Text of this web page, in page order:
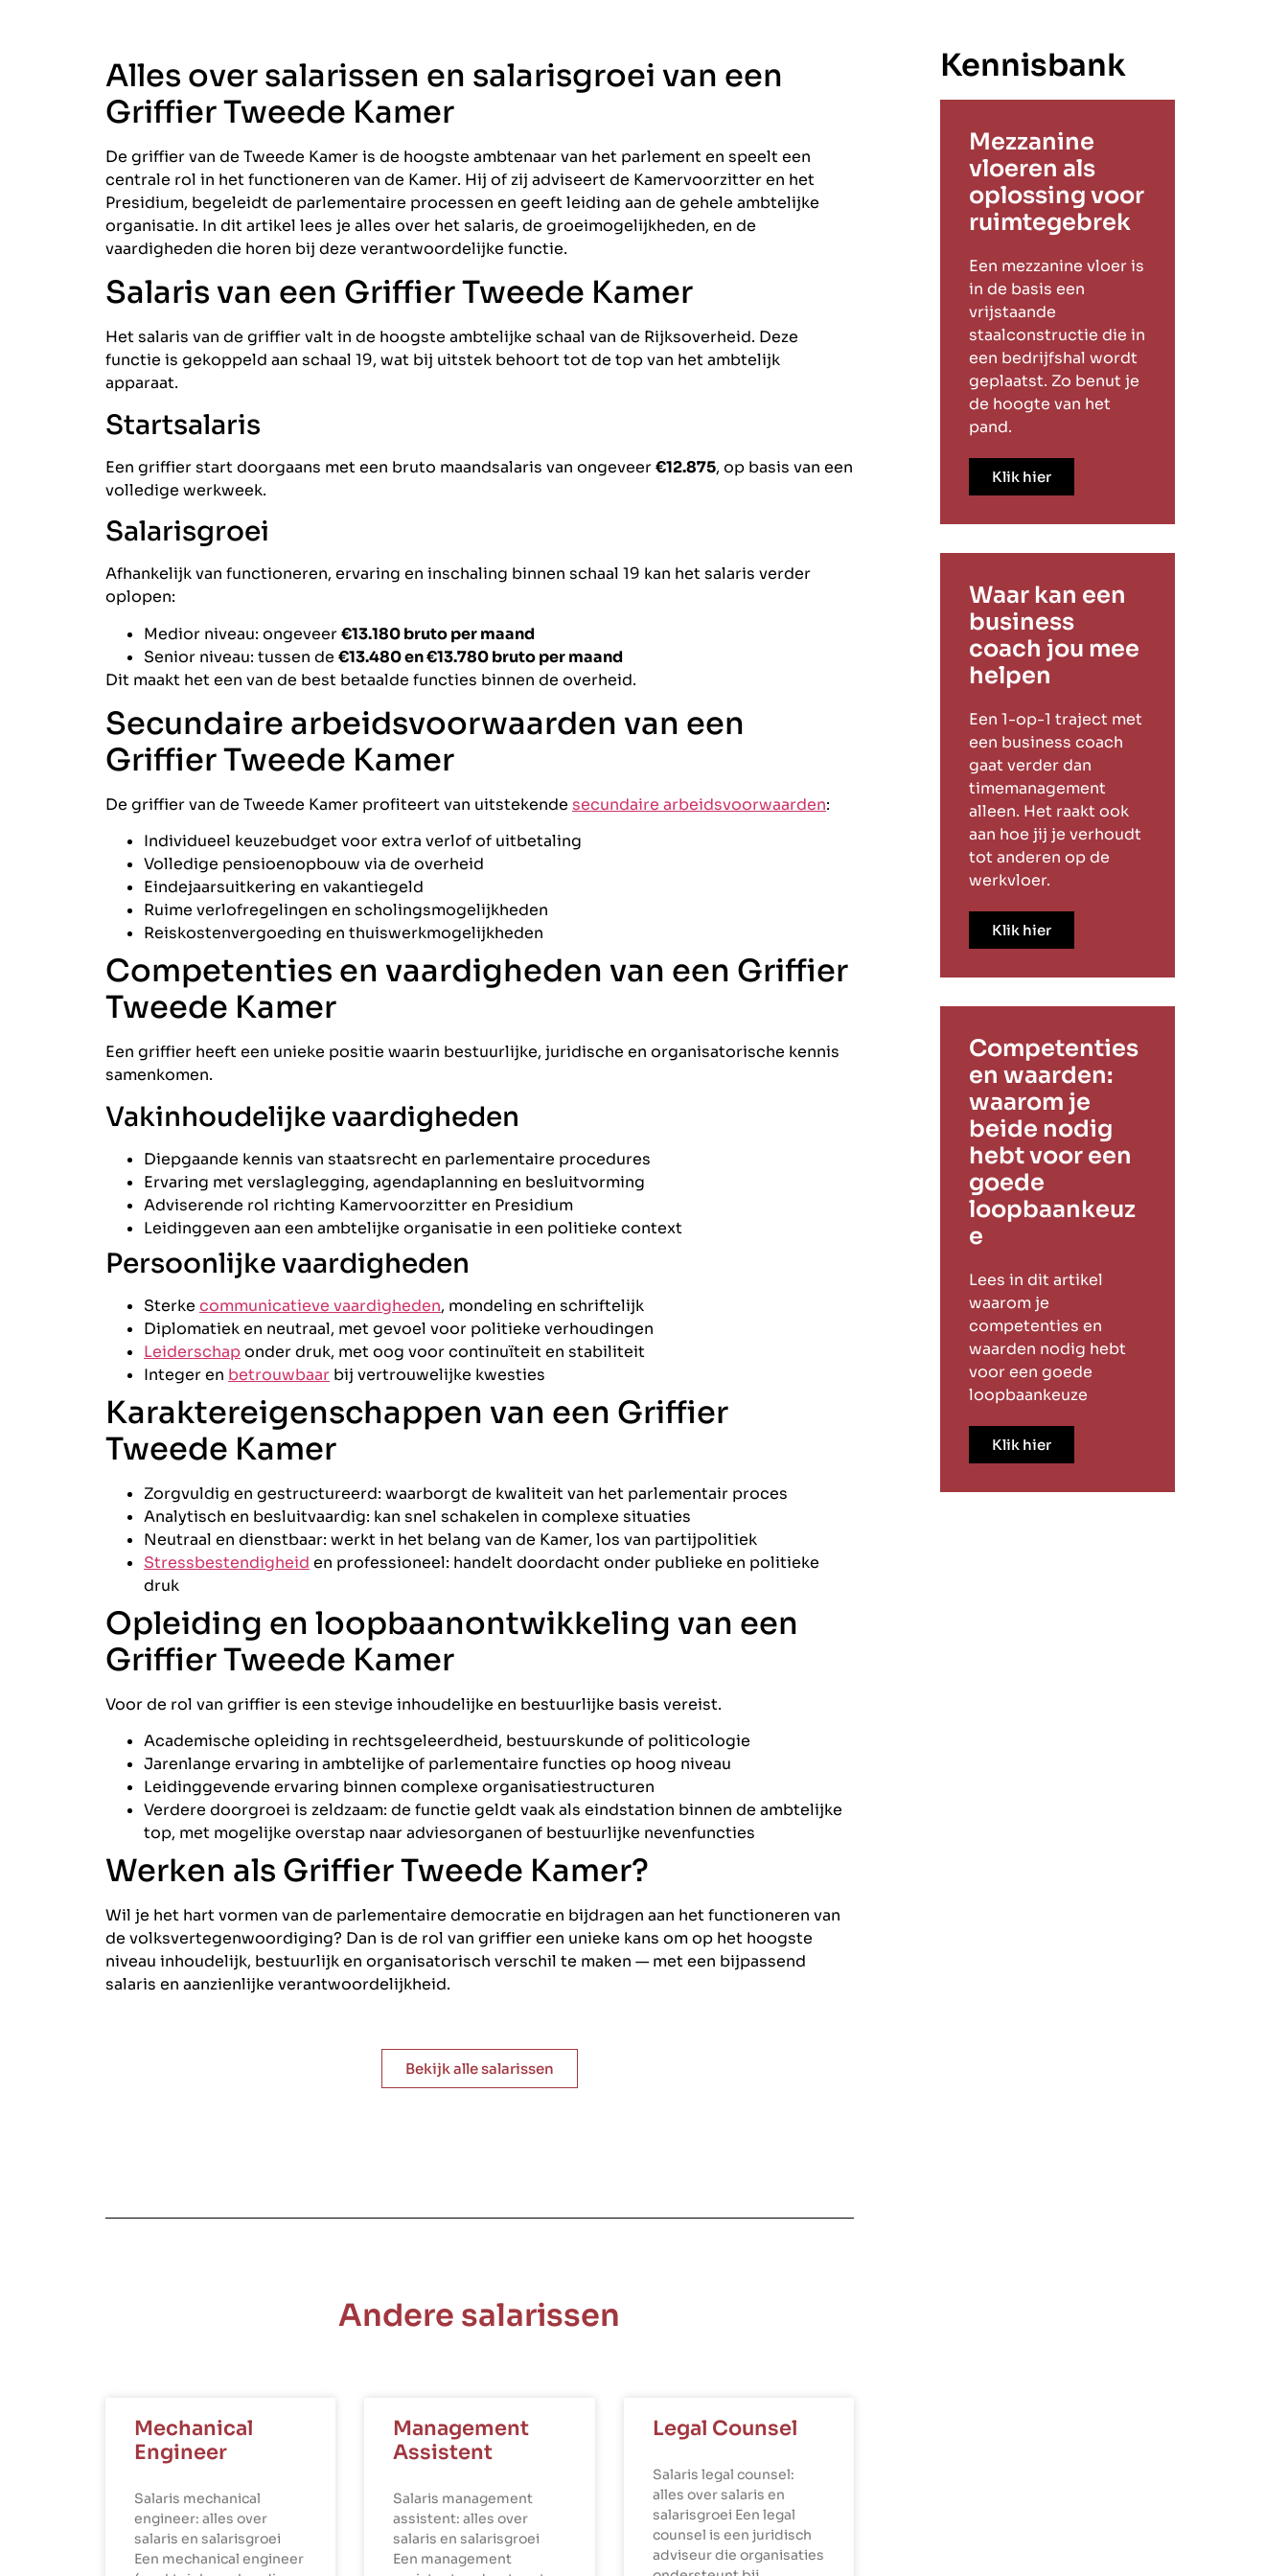
Alles over salarissen en salarisgroei van een
Griffier Tweede Kamer
De griffier van de Tweede Kamer is de hoogste ambtenaar van het parlement en speelt een
centrale rol in het functioneren van de Kamer. Hij of zij adviseert de Kamervoorzitter en het
Presidium, begeleidt de parlementaire processen en geeft leiding aan de gehele ambtelijke
organisatie. In dit artikel lees je alles over het salaris, de groeimogelijkheden, en de
vaardigheden die horen bij deze verantwoordelijke functie.
Salaris van een Griffier Tweede Kamer
Het salaris van de griffier valt in de hoogste ambtelijke schaal van de Rijksoverheid. Deze
functie is gekoppeld aan schaal 19, wat bij uitstek behoort tot de top van het ambtelijk
apparaat.
Startsalaris
Een griffier start doorgaans met een bruto maandsalaris van ongeveer€12.875, op basis van een
volledige werkweek.
Salarisgroei
Afhankelijk van functioneren, ervaring en inschaling binnen schaal 19 kan het salaris verder
oplopen:
Medior niveau: ongeveer€13.180 bruto per maand
Senior niveau: tussen de €13.480 en €13.780 bruto per maand
Dit maakt het een van de best betaalde functies binnen de overheid.
Secundaire arbeidsvoorwaarden van een
Griffier Tweede Kamer
De griffier van de Tweede Kamer profiteert van uitstekende secundaire arbeidsvoorwaarden:
Individueel keuzebudget voor extra verlof of uitbetaling
Volledige pensioenopbouw via de overheid
Eindejaarsuitkering en vakantiegeld
Ruime verlofregelingen en scholingsmogelijkheden
Reiskostenvergoeding en thuiswerkmogelijkheden
Competenties en vaardigheden van een Griffier
Tweede Kamer
Een griffier heeft een unieke positie waarin bestuurlijke, juridische en organisatorische kennis
samenkomen.
Vakinhoudelijke vaardigheden
Diepgaande kennis van staatsrecht en parlementaire procedures
Ervaring met verslaglegging, agendaplanning en besluitvorming
Adviserende rol richting Kamervoorzitter en Presidium
Leidinggeven aan een ambtelijke organisatie in een politieke context
Persoonlijke vaardigheden
Sterke communicatieve vaardigheden, mondeling en schriftelijk
Diplomatiek en neutraal, met gevoel voor politieke verhoudingen
Leiderschaponder druk, met oog voor continuïteit en stabiliteit
Integer en betrouwbaar bij vertrouwelijke kwesties
Karaktereigenschappen van een Griffier
Tweede Kamer
Zorgvuldig en gestructureerd: waarborgt de kwaliteit van het parlementair proces
Analytisch en besluitvaardig: kan snel schakelen in complexe situaties
Neutraal en dienstbaar: werkt in het belang van de Kamer, los van partijpolitiek
Stressbestendigheid en professioneel: handelt doordacht onder publieke en politieke
druk
Opleiding en loopbaanontwikkeling van een
Griffier Tweede Kamer
Voor de rol van griffier is een stevige inhoudelijke en bestuurlijke basis vereist.
Academische opleiding in rechtsgeleerdheid, bestuurskunde of politicologie
Jarenlange ervaring in ambtelijke of parlementaire functies op hoog niveau
Leidinggevende ervaring binnen complexe organisatiestructuren
Verdere doorgroei is zeldzaam: de functie geldt vaak als eindstation binnen de ambtelijke
top, met mogelijke overstap naar adviesorganen of bestuurlijke nevenfuncties
Werken als Griffier Tweede Kamer?
Wil je het hart vormen van de parlementaire democratie en bijdragen aan het functioneren van
de volksvertegenwoordiging? Dan is de rol van griffier een unieke kans om op het hoogste
niveau inhoudelijk, bestuurlijk en organisatorisch verschil te maken — met een bijpassend
salaris en aanzienlijke verantwoordelijkheid.
Bekijk alle salarissen
Andere salarissen
Mechanical
Engineer
Salaris mechanical
engineer: alles over
salaris en salarisgroei
Een mechanical engineer
Management
Assistent
Salaris management
assistent: alles over
salaris en salarisgroei
Een management
Legal Counsel
Salaris legal counsel:
alles over salaris en
salarisgroei Een legal
counsel is een juridisch
adviseur die organisaties
Kennisbank
Mezzanine
vloeren als
oplossing voor
ruimtegebrek
Een mezzanine vloer is
in de basis een
vrijstaande
staalconstructie die in
een bedrijfshal wordt
geplaatst. Zo benut je
de hoogte van het
pand.
Klik hier
Waar kan een
business
coach jou mee
helpen
Een 1-op-1 traject met
een business coach
gaat verder dan
timemanagement
alleen. Het raakt ook
aan hoe jij je verhoudt
tot anderen op de
werkvloer.
Klik hier
Competenties
en waarden:
waarom je
beide nodig
hebt voor een
goede
loopbaankeuz
e
Lees in dit artikel
waarom je
competenties en
waarden nodig hebt
voor een goede
loopbaankeuze
Klik hier